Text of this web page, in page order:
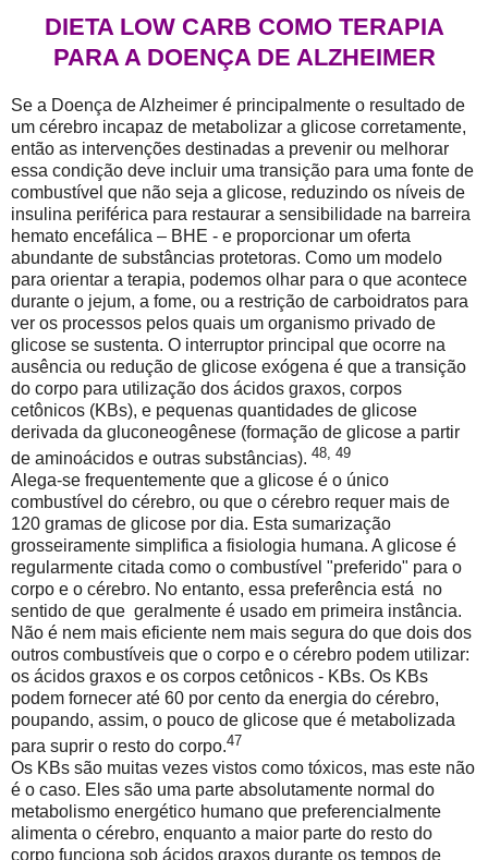
DIETA LOW CARB COMO TERAPIA
PARA A DOENÇA DE ALZHEIMER
Se a Doença de Alzheimer é principalmente o resultado de
um cérebro incapaz de metabolizar a glicose corretamente,
então as intervenções destinadas a prevenir ou melhorar
essa condição deve incluir uma transição para uma fonte de
combustível que não seja a glicose, reduzindo os níveis de
insulina periférica para restaurar a sensibilidade na barreira
hemato encefálica – BHE - e proporcionar um oferta
abundante de substâncias protetoras. Como um modelo
para orientar a terapia, podemos olhar para o que acontece
durante o jejum, a fome, ou a restrição de carboidratos para
ver os processos pelos quais um organismo privado de
glicose se sustenta. O interruptor principal que ocorre na
ausência ou redução de glicose exógena é que a transição
do corpo para utilização dos ácidos graxos, corpos
cetônicos (KBs), e pequenas quantidades de glicose
derivada da gluconeogênese (formação de glicose a partir
de aminoácidos e outras substâncias). 48, 49
Alega-se frequentemente que a glicose é o único
combustível do cérebro, ou que o cérebro requer mais de
120 gramas de glicose por dia. Esta sumarização
grosseiramente simplifica a fisiologia humana. A glicose é
regularmente citada como o combustível "preferido" para o
corpo e o cérebro. No entanto, essa preferência está no
sentido de que geralmente é usado em primeira instância.
Não é nem mais eficiente nem mais segura do que dois dos
outros combustíveis que o corpo e o cérebro podem utilizar:
os ácidos graxos e os corpos cetônicos - KBs. Os KBs
podem fornecer até 60 por cento da energia do cérebro,
poupando, assim, o pouco de glicose que é metabolizada
para suprir o resto do corpo.47
Os KBs são muitas vezes vistos como tóxicos, mas este não
é o caso. Eles são uma parte absolutamente normal do
metabolismo energético humano que preferencialmente
alimenta o cérebro, enquanto a maior parte do resto do
corpo funciona sob ácidos graxos durante os tempos de